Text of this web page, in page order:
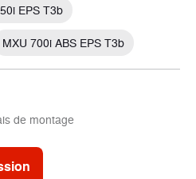
EPS T3b
MXU 700i ABS EPS T3b
de montage